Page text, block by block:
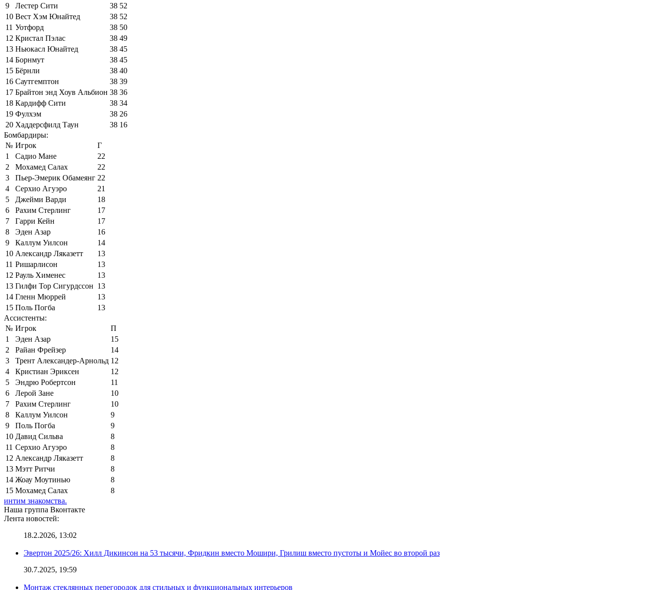
9
Лестер Сити 38 52
10 Вест Хэм Юнайтед 38 52
11 Уотфорд 38 50
12 Кристал Пэлас 38 49
13 Ньюкасл Юнайтед 38 45
14 Борнмут 38 45
15 Бёрнли 38 40
16 Саутгемптон 38 39
17 Брайтон энд Хоув Альбион 38 36
18 Кардифф Сити 38 34
19 Фулхэм 38 26
20 Хаддерсфилд Таун 38 16
Бомбардиры:
№ Игрок
Г
1
Садио Мане
22
2
Мохамед Салах
22
3
Пьер-Эмерик Обамеянг 22
4
Серхио Агуэро
21
5
Джейми Варди
18
6
Рахим Стерлинг
17
7
Гарри Кейн
17
8
Эден Азар
16
9
Каллум Уилсон
14
10 Александр Ляказетт
13
11 Ришарлисон
13
12 Рауль Хименес
13
13 Гилфи Тор Сигурдссон 13
14 Гленн Мюррей
13
15 Поль Погба
13
Ассистенты:
№ Игрок
П
1
Эден Азар
15
2
Райан Фрейзер
14
3
Трент Александер-Арнольд 12
4
Кристиан Эриксен
12
5
Эндрю Робертсон
11
6
Лерой Зане
10
7
Рахим Стерлинг
10
8
Каллум Уилсон
9
9
Поль Погба
9
10 Давид Сильва
8
11 Серхио Агуэро
8
12 Александр Ляказетт
8
13 Мэтт Ритчи
8
14 Жоау Моутинью
8
15 Мохамед Салах
8
интим знакомства.
Наша группа Вконтакте
Лента новостей:
18.2.2026, 13:02
Эвертон 2025/26: Хилл Дикинсон на 53 тысячи, Фридкин вместо Мошири, Грилиш вместо пустоты и Мойес во второй раз
30.7.2025, 19:59
Монтаж стеклянных перегородок для стильных и функциональных интерьеров